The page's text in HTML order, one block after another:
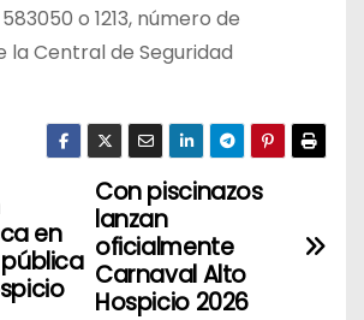
o 1213, número de
la Central de Seguridad
Con piscinazos
lanzan
oficialmente
Carnaval Alto
Hospicio 2026
en